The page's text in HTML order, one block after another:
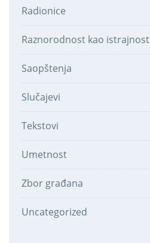
Radionice
Raznorodnost kao istrajnost
Saopštenja
Slučajevi
Tekstovi
Umetnost
Zbor građana
Uncategorized